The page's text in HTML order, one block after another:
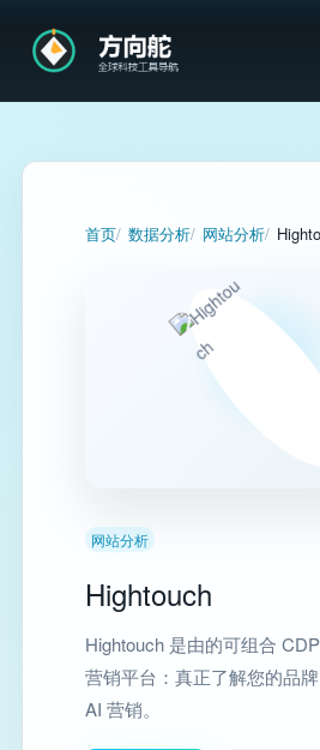
首页 数据分析 网站分析
网站分析
Hightouch
Hightouch 是由的可组合
营销平台：真正了解您的品
AI 营销。